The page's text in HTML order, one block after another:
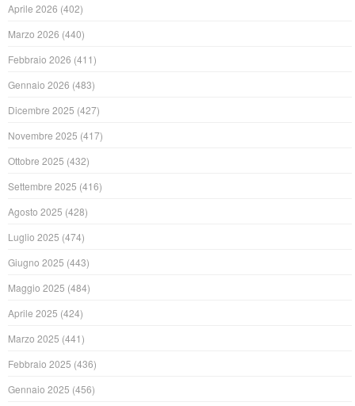
Aprile 2026 (402)
Marzo 2026 (440)
Febbraio 2026 (411)
Gennaio 2026 (483)
Dicembre 2025 (427)
Novembre 2025 (417)
Ottobre 2025 (432)
Settembre 2025 (416)
Agosto 2025 (428)
Luglio 2025 (474)
Giugno 2025 (443)
Maggio 2025 (484)
Aprile 2025 (424)
Marzo 2025 (441)
Febbraio 2025 (436)
Gennaio 2025 (456)